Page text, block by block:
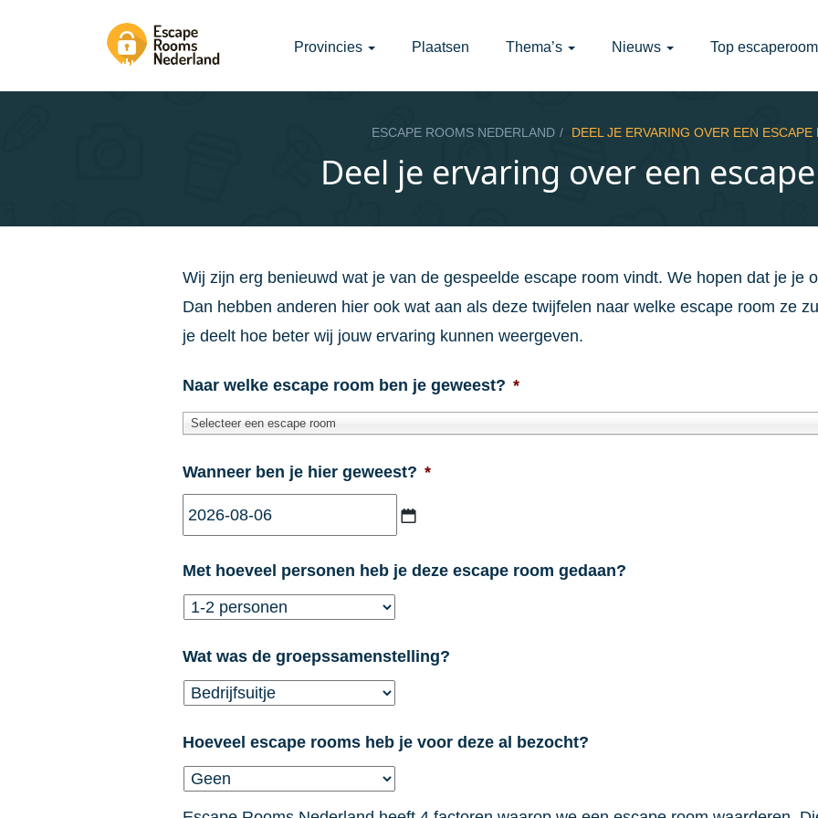
Provincies Plaatsen Thema’s Nieuws Top
ESCAPE ROOMS NEDERLAND DEEL JE ERVARING OVER EEN ESCAPE
Deel je ervaring over een
Wij zijn erg benieuwd wat je van de gespeelde escape room vindt. We hopen dat je je
Dan hebben anderen hier ook wat aan als deze twijfelen naar welke escape room ze
je deelt hoe beter wij jouw ervaring kunnen weergeven.
Naar welke escape room ben je geweest? *
Selecteer een escape room
Wanneer ben je hier geweest? *
JJJJ
MM
Met hoeveel personen heb je deze escape room gedaan?
Wat was de groepssamenstelling?
Hoeveel escape rooms heb je voor deze al bezocht?